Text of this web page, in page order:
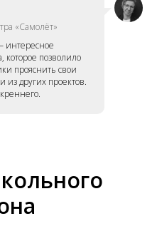
«Самолёт»
интересное
которое позволило
прояснить свои
из других проектов.